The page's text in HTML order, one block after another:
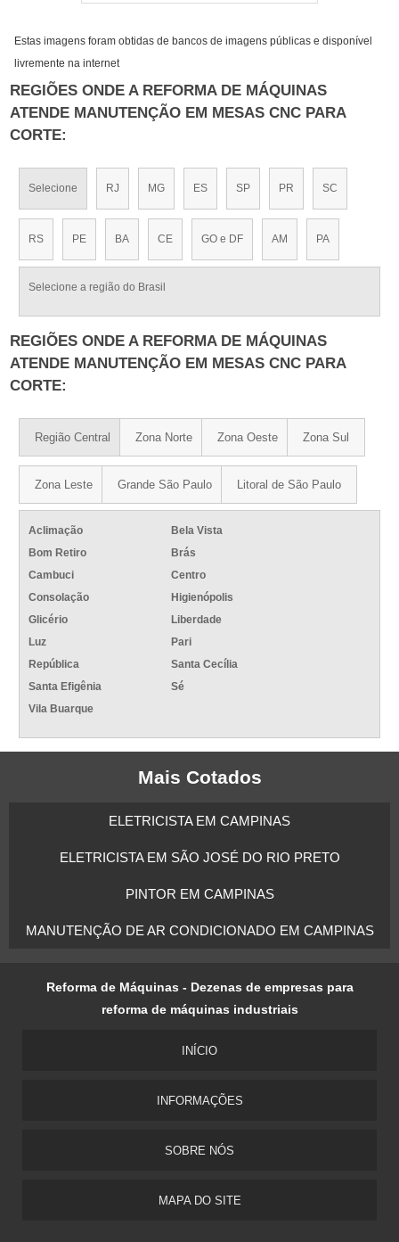
Estas imagens foram obtidas de bancos de imagens públicas e disponível
livremente na internet
REGIÕES ONDE A REFORMA DE MÁQUINAS
ATENDE MANUTENÇÃO EM MESAS CNC PARA
CORTE:
Selecione RJ MG ES SP PR SC
RS PE BA CE GO e DF AM PA
Selecione a região do Brasil
REGIÕES ONDE A REFORMA DE MÁQUINAS
ATENDE MANUTENÇÃO EM MESAS CNC PARA
CORTE:
Região Central Zona Norte Zona Oeste Zona Sul
Zona Leste Grande São Paulo Litoral de São Paulo
Aclimação
Bela Vista
Bom Retiro
Brás
Cambuci
Centro
Consolação
Higienópolis
Glicério
Liberdade
Luz
Pari
República
Santa Cecília
Santa Efigênia
Sé
Vila Buarque
Mais Cotados
ELETRICISTA EM CAMPINAS
ELETRICISTA EM SÃO JOSÉ DO RIO PRETO
PINTOR EM CAMPINAS
MANUTENÇÃO DE AR CONDICIONADO EM CAMPINAS
Reforma de Máquinas - Dezenas de empresas para
reforma de máquinas industriais
INÍCIO
INFORMAÇÕES
SOBRE NÓS
MAPA DO SITE